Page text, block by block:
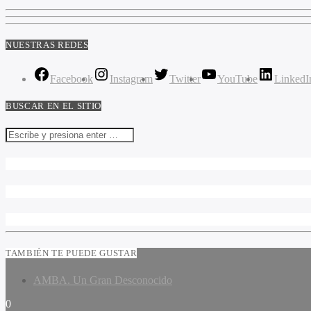
NUESTRAS REDES
Facebook Instagram Twitter YouTube
BUSCAR EN EL SITIO
TAMBIÉN TE PUEDE GUSTAR
AMBA. Un Gran Desconocido
0